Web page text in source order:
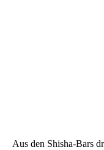
Aus den Shisha-Bars